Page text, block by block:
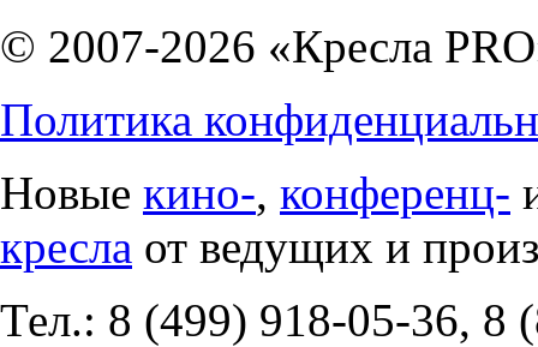
© 2007-2026 «Кресла
Политика
Новые кино-, конференц-
кресла от ведущих и
Тел.: 8 (499) 918-05-36, 8